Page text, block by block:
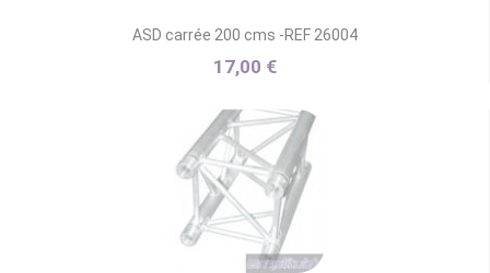
ASD carrée 200 cms -REF 26004
17,00 €